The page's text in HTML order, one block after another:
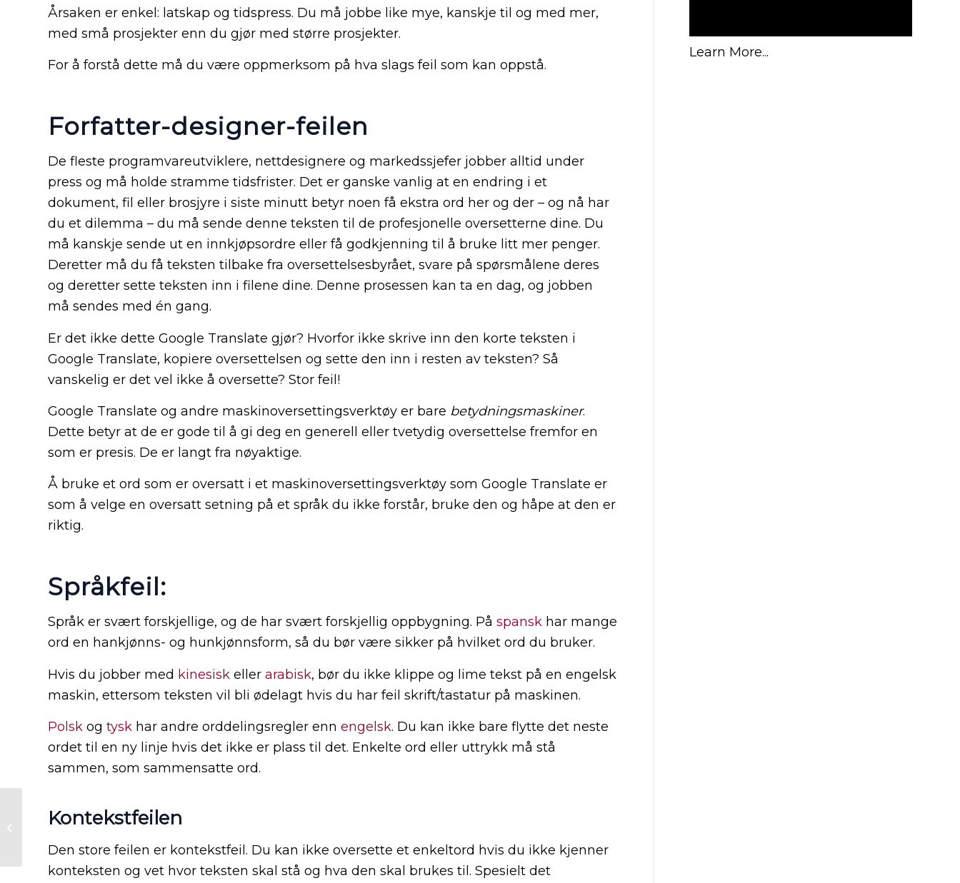
Årsaken er enkel: latskap og tidspress. Du må jobbe like mye, kanskje til og med mer,
med små prosjekter enn du gjør med større prosjekter.
For å forstå dette må du være oppmerksom på hva slags feil som kan oppstå.
Forfatter-designer-feilen
De fleste programvareutviklere, nettdesignere og markedssjefer jobber alltid under
press og må holde stramme tidsfrister. Det er ganske vanlig at en endring i et
dokument, fil eller brosjyre i siste minutt betyr noen få ekstra ord her og der – og nå har
du et dilemma – du må sende denne teksten til de profesjonelle oversetterne dine. Du
må kanskje sende ut en innkjøpsordre eller få godkjenning til å bruke litt mer penger.
Deretter må du få teksten tilbake fra oversettelsesbyrået, svare på spørsmålene deres
og deretter sette teksten inn i filene dine. Denne prosessen kan ta en dag, og jobben
må sendes med én gang.
Er det ikke dette Google Translate gjør? Hvorfor ikke skrive inn den korte teksten i
Google Translate, kopiere oversettelsen og sette den inn i resten av teksten? Så
vanskelig er det vel ikke å oversette? Stor feil!
Google Translate og andre maskinoversettingsverktøy er bare betydningsmaskiner.
Dette betyr at de er gode til å gi deg en generell eller tvetydig oversettelse fremfor en
som er presis. De er langt fra nøyaktige.
Å bruke et ord som er oversatt i et maskinoversettingsverktøy som Google Translate er
som å velge en oversatt setning på et språk du ikke forstår, bruke den og håpe at den er
riktig.
Språkfeil:
Språk er svært forskjellige, og de har svært forskjellig oppbygning. På spansk har mange
ord en hankjønns- og hunkjønnsform, så du bør være sikker på hvilket ord du bruker.
Hvis du jobber med kinesisk eller arabisk, bør du ikke klippe og lime tekst på en engelsk
maskin, ettersom teksten vil bli ødelagt hvis du har feil skrift/tastatur på maskinen.
Polsk og tysk har andre orddelingsregler enn engelsk. Du kan ikke bare flytte det neste
ordet til en ny linje hvis det ikke er plass til det. Enkelte ord eller uttrykk må stå
sammen, som sammensatte ord.
Kontekstfeilen
Den store feilen er kontekstfeil. Du kan ikke oversette et enkeltord hvis du ikke kjenner
konteksten og vet hvor teksten skal stå og hva den skal brukes til. Spesielt det
Learn More...
oversettelse med
spørsmål